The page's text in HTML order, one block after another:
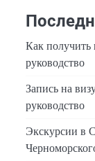
Как
руководство
Запись на
руководство
Экскурсии в